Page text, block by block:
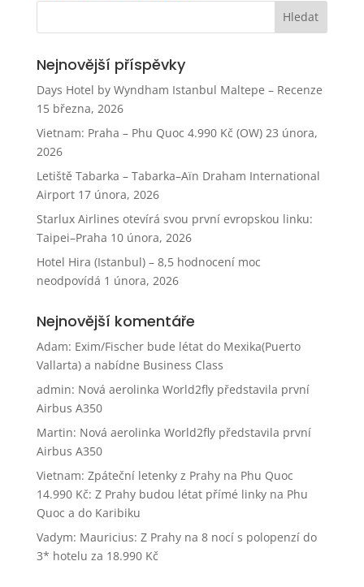
Nejnovější příspěvky
Days Hotel by Wyndham Istanbul Maltepe – Recenze
15 března, 2026
Vietnam: Praha – Phu Quoc 4.990 Kč (OW) 23 února,
2026
Letiště Tabarka – Tabarka–Aïn Draham International
Airport 17 února, 2026
Starlux Airlines otevírá svou první evropskou linku:
Taipei–Praha 10 února, 2026
Hotel Hira (Istanbul) – 8,5 hodnocení moc
neodpovídá 1 února, 2026
Nejnovější komentáře
Adam: Exim/Fischer bude létat do Mexika(Puerto
Vallarta) a nabídne Business Class
admin: Nová aerolinka World2fly představila první
Airbus A350
Martin: Nová aerolinka World2fly představila první
Airbus A350
Vietnam: Zpáteční letenky z Prahy na Phu Quoc
14.990 Kč: Z Prahy budou létat přímé linky na Phu
Quoc a do Karibiku
Vadym: Mauricius: Z Prahy na 8 nocí s polopenzí do
3* hotelu za 18.990 Kč